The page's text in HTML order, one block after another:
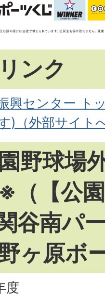
ンク
興センター ト
)（外部サイト
野球場
（【公
谷南パ
ヶ原ボ
度